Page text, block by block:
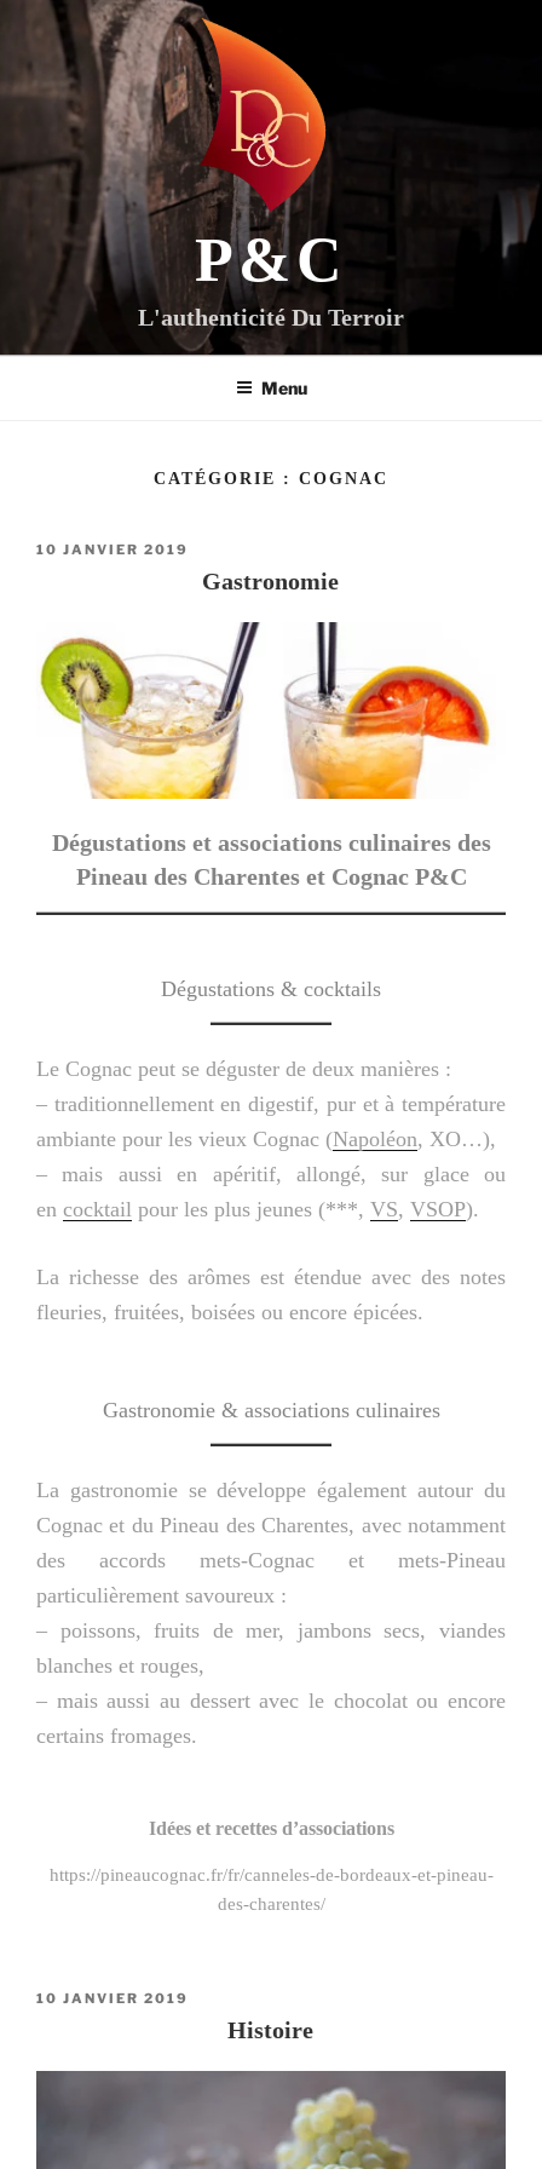
contenu
principal
P&C
L'authenticité Du Terroir
Menu
CATÉGORIE : COGNAC
PUBLIÉ
10 JANVIER 2019
Gastronomie
Dégustations et associations culinaires des
Pineau des Charentes et Cognac P&C
Dégustations & cocktails
Le Cognac peut se déguster de deux manières :
– traditionnellement en digestif, pur et à température
ambiante pour les vieux Cognac (Napoléon, XO…),
– mais aussi en apéritif, allongé, sur glace ou
en cocktail pour les plus jeunes (***, VS, VSOP).
La richesse des arômes est étendue avec des notes
fleuries, fruitées, boisées ou encore épicées.
Gastronomie & associations culinaires
La gastronomie se développe également autour du
Cognac et du Pineau des Charentes, avec notamment
des accords mets-Cognac et mets-Pineau
particulièrement savoureux :
– poissons, fruits de mer, jambons secs, viandes
blanches et rouges,
– mais aussi au dessert avec le chocolat ou encore
certains fromages.
Idées et recettes d’associations
https://pineaucognac.fr/fr/canneles-de-bordeaux-et-pineau-
des-charentes/
PUBLIÉ
10 JANVIER 2019
Histoire